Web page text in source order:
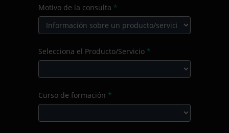
CONTACTO
PRINCIPAL
Motivo de la consulta *
de
Selecciona el Producto/Servicio *
Producto/Servicio
Curso de formación *